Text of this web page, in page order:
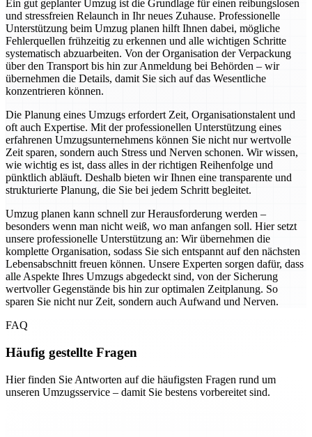
Ein gut geplanter Umzug ist die Grundlage für einen reibungslosen
und stressfreien Relaunch in Ihr neues Zuhause. Professionelle
Unterstützung beim Umzug planen hilft Ihnen dabei, mögliche
Fehlerquellen frühzeitig zu erkennen und alle wichtigen Schritte
systematisch abzuarbeiten. Von der Organisation der Verpackung
über den Transport bis hin zur Anmeldung bei Behörden – wir
übernehmen die Details, damit Sie sich auf das Wesentliche
konzentrieren können.
Die Planung eines Umzugs erfordert Zeit, Organisationstalent und
oft auch Expertise. Mit der professionellen Unterstützung eines
erfahrenen Umzugsunternehmens können Sie nicht nur wertvolle
Zeit sparen, sondern auch Stress und Nerven schonen. Wir wissen,
wie wichtig es ist, dass alles in der richtigen Reihenfolge und
pünktlich abläuft. Deshalb bieten wir Ihnen eine transparente und
strukturierte Planung, die Sie bei jedem Schritt begleitet.
Umzug planen kann schnell zur Herausforderung werden –
besonders wenn man nicht weiß, wo man anfangen soll. Hier setzt
unsere professionelle Unterstützung an: Wir übernehmen die
komplette Organisation, sodass Sie sich entspannt auf den nächsten
Lebensabschnitt freuen können. Unsere Experten sorgen dafür, dass
alle Aspekte Ihres Umzugs abgedeckt sind, von der Sicherung
wertvoller Gegenstände bis hin zur optimalen Zeitplanung. So
sparen Sie nicht nur Zeit, sondern auch Aufwand und Nerven.
FAQ
Häufig gestellte Fragen
Hier finden Sie Antworten auf die häufigsten Fragen rund um
unseren Umzugsservice – damit Sie bestens vorbereitet sind.